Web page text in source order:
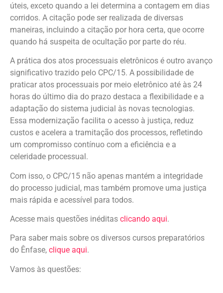
úteis, exceto quando a lei determina a contagem em dias
corridos. A citação pode ser realizada de diversas
maneiras, incluindo a citação por hora certa, que ocorre
quando há suspeita de ocultação por parte do réu.
A prática dos atos processuais eletrônicos é outro avanço
significativo trazido pelo CPC/15. A possibilidade de
praticar atos processuais por meio eletrônico até às 24
horas do último dia do prazo destaca a flexibilidade e a
adaptação do sistema judicial às novas tecnologias.
Essa modernização facilita o acesso à justiça, reduz
custos e acelera a tramitação dos processos, refletindo
um compromisso contínuo com a eficiência e a
celeridade processual.
Com isso, o CPC/15 não apenas mantém a integridade
do processo judicial, mas também promove uma justiça
mais rápida e acessível para todos.
Acesse mais questões inéditas clicando aqui.
Para saber mais sobre os diversos cursos preparatórios
do Ênfase, clique aqui.
Vamos às questões: